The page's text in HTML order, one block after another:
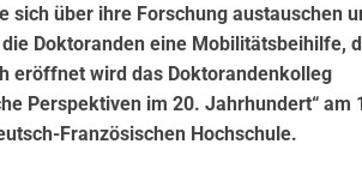
über ihre Forschung austauschen
Doktoranden eine Mobilitätsbeihilfe,
eröffnet wird das Doktorandenkolleg
Perspektiven im 20. Jahrhundert“ am
Französischen Hochschule.